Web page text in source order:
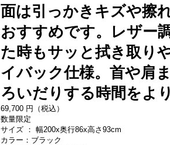
面は引っかきキズや擦
おすすめです。レザー
た時もサッと拭き取り
イバック仕様。首や肩
ろいだりする時間をよ
69,700 円（税込）
数量限定
サイズ ： 幅200x奥行86x高さ93cm
カラー：ブラック